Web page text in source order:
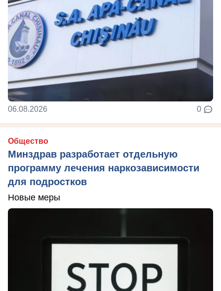
06.08.2026 0
Общество
Минздрав разработает отдельную
программу лечения наркозависимости
для подростков
Новые меры